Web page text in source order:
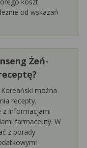
od wskazań
Żeń-
można
recepty.
z informacjami
farmaceuty. W
z porady